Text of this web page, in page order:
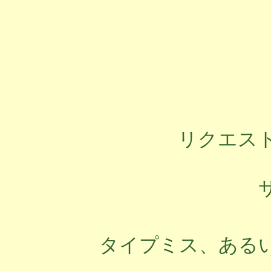
リクエス
タイプミス、ある